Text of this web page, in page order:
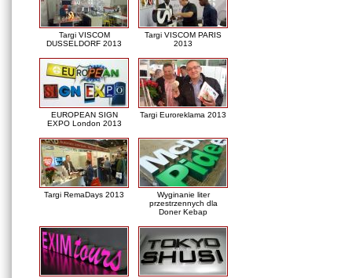
Targi VISCOM
DUSSELDORF 2013
Targi VISCOM PARIS
2013
EUROPEAN SIGN
EXPO London 2013
Targi Euroreklama 2013
Targi RemaDays 2013
Wyginanie liter
przestrzennych dla
Doner Kebap